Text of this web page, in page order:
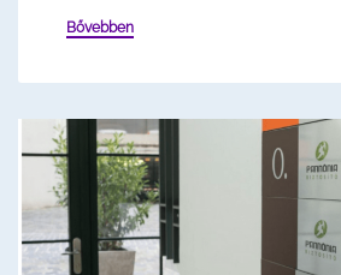
Bővebben